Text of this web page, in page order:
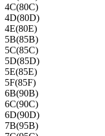
4C(80C)
4D(80D)
4E(80E)
5B(85B)
5C(85C)
5D(85D)
5E(85E)
5F(85F)
6B(90B)
6C(90C)
6D(90D)
7B(95B)